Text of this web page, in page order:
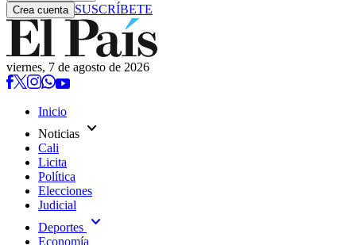
Crea cuenta SUSCRÍBETE
viernes, 7 de agosto de 2026
Inicio
Noticias expand_more
Cali
Licita
Política
Elecciones
Judicial
Deportes expand_more
Economía